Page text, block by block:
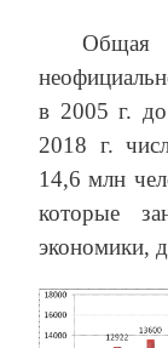
Общая
в 2005 г.
2018 г.
14,6 млн
которые
экономики,